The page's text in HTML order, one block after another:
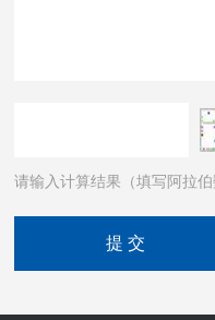
请输入计算结果（填写阿拉